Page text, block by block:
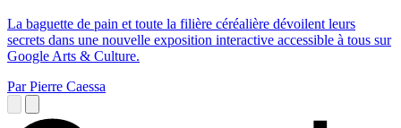
La baguette de pain et toute la filière céréalière dévoilent leurs
secrets dans une nouvelle exposition interactive accessible à tous sur
Google Arts & Culture.
Par Pierre Caessa